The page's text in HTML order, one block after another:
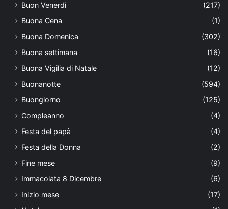
Buon Venerdì
(217)
Buona Cena
(1)
Buona Domenica
(302)
Buona settimana
(16)
Buona Vigilia di Natale
(12)
Buonanotte
(594)
Buongiorno
(125)
Compleanno
(4)
Festa del papà
(4)
Festa della Donna
(2)
Fine mese
(9)
Immacolata 8 Dicembre
(6)
Inizio mese
(17)